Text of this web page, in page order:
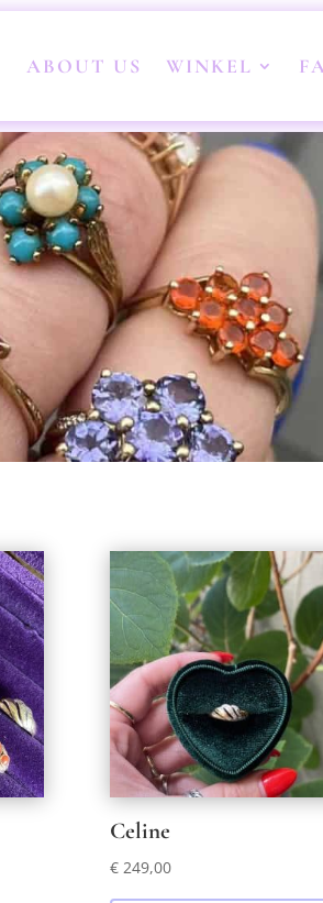
ABOUT US WINKEL
Celine
€249,00